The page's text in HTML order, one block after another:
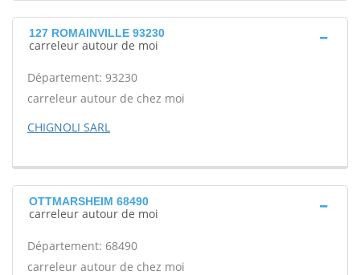
127 ROMAINVILLE 93230
carreleur autour de moi
Département: 93230
carreleur autour de chez moi
CHIGNOLI SARL
OTTMARSHEIM 68490
carreleur autour de moi
Département: 68490
carreleur autour de chez moi